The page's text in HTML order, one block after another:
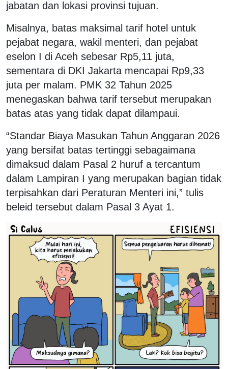
jabatan dan lokasi provinsi tujuan.
Misalnya, batas maksimal tarif hotel untuk
pejabat negara, wakil menteri, dan pejabat
eselon I di Aceh sebesar Rp5,11 juta,
sementara di DKI Jakarta mencapai Rp9,33
juta per malam. PMK 32 Tahun 2025
menegaskan bahwa tarif tersebut merupakan
batas atas yang tidak dapat dilampaui.
“Standar Biaya Masukan Tahun Anggaran 2026
yang bersifat batas tertinggi sebagaimana
dimaksud dalam Pasal 2 huruf a tercantum
dalam Lampiran I yang merupakan bagian tidak
terpisahkan dari Peraturan Menteri ini,” tulis
beleid tersebut dalam Pasal 3 Ayat 1.